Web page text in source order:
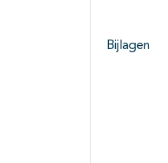
Bijlagen